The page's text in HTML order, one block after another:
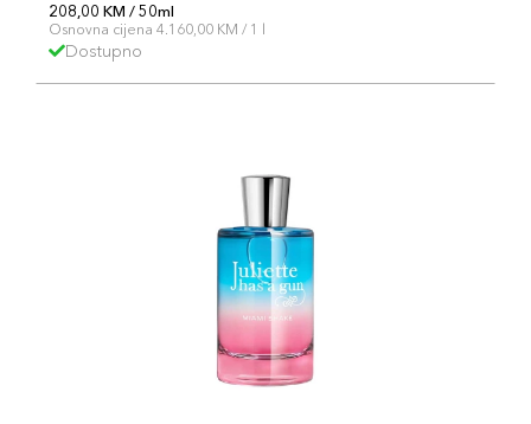
208,00 KM / 50ml
Osnovna cijena 4.160,00 KM / 1 l
Dostupno